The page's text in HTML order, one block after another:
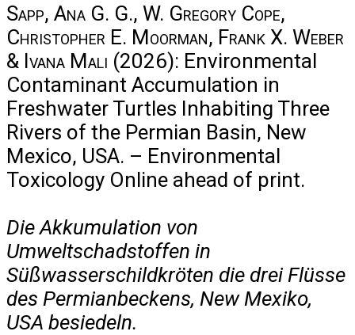
Sapp, Ana G. G., W. Gregory Cope,
Christopher E. Moorman, Frank X. Weber
& Ivana Mali (2026): Environmental
Contaminant Accumulation in
Freshwater Turtles Inhabiting Three
Rivers of the Permian Basin, New
Mexico, USA. – Environmental
Toxicology Online ahead of print.
Die Akkumulation von
Umweltschadstoffen in
Süßwasserschildkröten die drei Flüsse
des Permianbeckens, New Mexiko,
USA besiedeln.